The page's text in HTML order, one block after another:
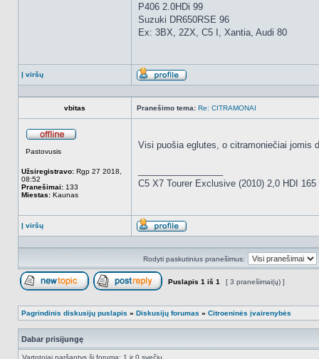
P406 2.0HDi 99
Suzuki DR650RSE 96
Ex: 3BX, 2ZX, C5 I, Xantia, Audi 80
Į viršų
Aprašymas
vbitas Pranešimo tema: Re: CITRAMONAI
Pastovusis
Užsiregistravo: Rgp 27 2018,
08:52
Pranešimai: 133
Miestas: Kaunas
Visi puošia eglutes, o citramoniečiai jomis
C5 X7 Tourer Exclusive (2010) 2,0 HDI 165
Į viršų
Aprašymas
Rodyti paskutinius pranešimus:
Puslapis 1 iš 1 [ 3 pranešimai(ų) ]
Pagrindinis diskusijų puslapis » Diskusijų forumas » Citroeninės įvairenybės
Dabar prisijungę
Vartotojai naršantys šį forumą: 1 ir 0 svečių